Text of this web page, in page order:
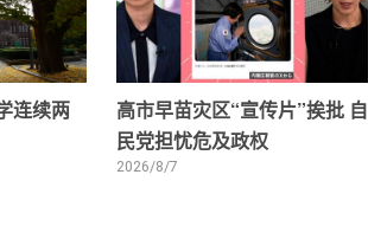
连续两
高市早苗灾区“宣传片”挨批 自
民党担忧危及政权
2026/8/7